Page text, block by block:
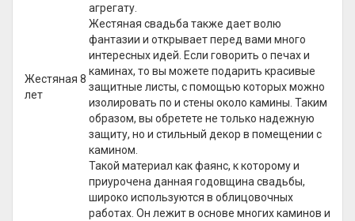
агрегату.
Жестяная 8
лет
Жестяная свадьба также дает волю
фантазии и открывает перед вами много
интересных идей. Если говорить о печах и
каминах, то вы можете подарить красивые
защитные листы, с помощью которых можно
изолировать по и стены около камины. Таким
образом, вы обретете не только надежную
защиту, но и стильный декор в помещении с
камином.
Такой материал как фаянс, к которому и
приурочена данная годовщина свадьбы,
широко используются в облицовочных
работах. Он лежит в основе многих каминов и